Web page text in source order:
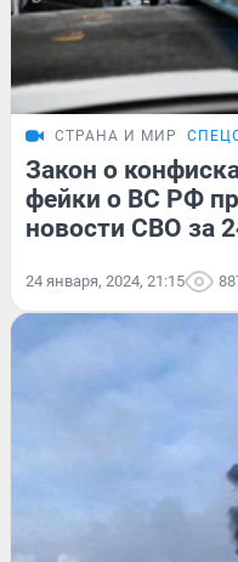
СТРАНА И МИР
Закон о
фейки о ВС РФ
новости СВО за
24 января, 2024, 21:15